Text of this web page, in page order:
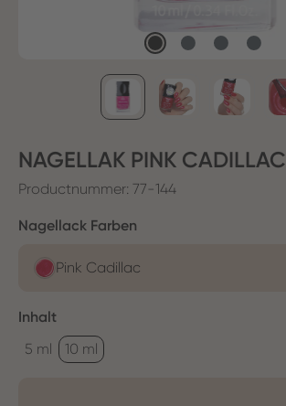
NAGELLAK PINK CADILLAC
Productnummer: 77-144
Selecteer
Nagellack Farben
Pink Cadillac
Selecteer
Inhalt
5 ml
10 ml